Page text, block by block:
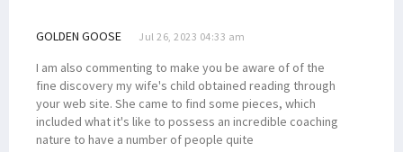
GOLDEN GOOSE Jul 26, 2023 04:33 am
I am also commenting to make you be aware of of the
fine discovery my wife's child obtained reading through
your web site. She came to find some pieces, which
included what it's like to possess an incredible coaching
nature to have a number of people quite